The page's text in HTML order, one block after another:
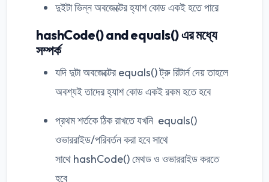
দুইটা ভিন্ন অবজেক্টের হ্যাশ কোড একই হতে পারে
hashCode() and equals() এর মধ্যে
সম্পর্ক
যদি দুটা অবজেক্টের equals() ট্রু রিটার্ন দেয় তাহলে
অবশ্যই তাদের হ্যাশ কোড একই রকম হতে হবে
প্রথম শর্তকে ঠিক রাখতে যখনি equals()
ওভাররাইড/পরিবর্তন করা হবে সাথে
সাথে hashCode() মেথড ও ওভাররাইড করতে
হবে